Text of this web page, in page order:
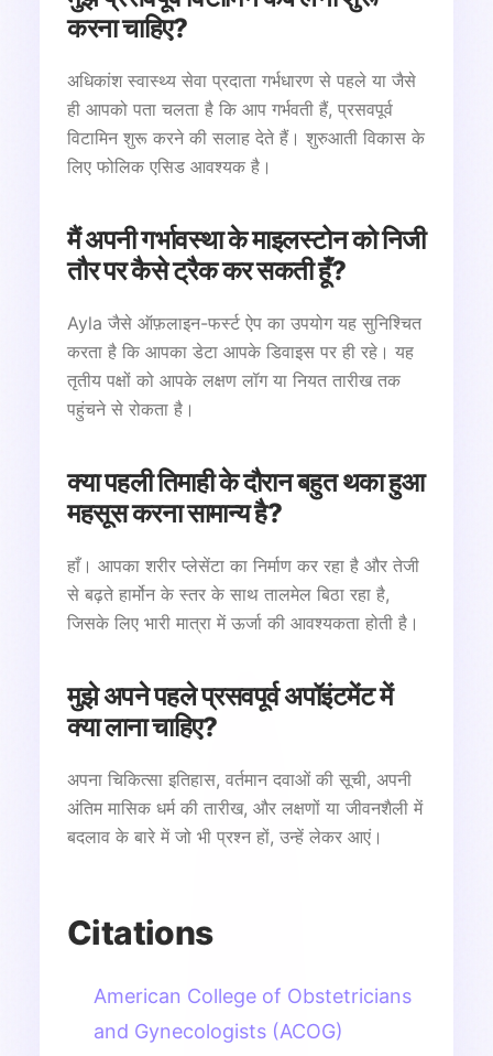
करना चाहिए?
अधिकांश स्वास्थ्य सेवा प्रदाता गर्भधारण से पहले या जैसे
ही आपको पता चलता है कि आप गर्भवती हैं, प्रसवपूर्व
विटामिन शुरू करने की सलाह देते हैं। शुरुआती विकास के
लिए फोलिक एसिड आवश्यक है।
मैं अपनी गर्भावस्था के माइलस्टोन को निजी
तौर पर कैसे ट्रैक कर सकती हूँ?
Ayla जैसे ऑफ़लाइन-फर्स्ट ऐप का उपयोग यह सुनिश्चित
करता है कि आपका डेटा आपके डिवाइस पर ही रहे। यह
तृतीय पक्षों को आपके लक्षण लॉग या नियत तारीख तक
पहुंचने से रोकता है।
क्या पहली तिमाही के दौरान बहुत थका हुआ
महसूस करना सामान्य है?
हाँ। आपका शरीर प्लेसेंटा का निर्माण कर रहा है और तेजी
से बढ़ते हार्मोन के स्तर के साथ तालमेल बिठा रहा है,
जिसके लिए भारी मात्रा में ऊर्जा की आवश्यकता होती है।
मुझे अपने पहले प्रसवपूर्व अपॉइंटमेंट में
क्या लाना चाहिए?
अपना चिकित्सा इतिहास, वर्तमान दवाओं की सूची, अपनी
अंतिम मासिक धर्म की तारीख, और लक्षणों या जीवनशैली में
बदलाव के बारे में जो भी प्रश्न हों, उन्हें लेकर आएं।
Citations
American College of Obstetricians
and Gynecologists (ACOG)